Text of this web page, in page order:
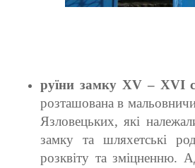
руїни замку XV – XVI
розташована в
Язловецьких, які
замку та шляхетські
розквіту та зміцненню.